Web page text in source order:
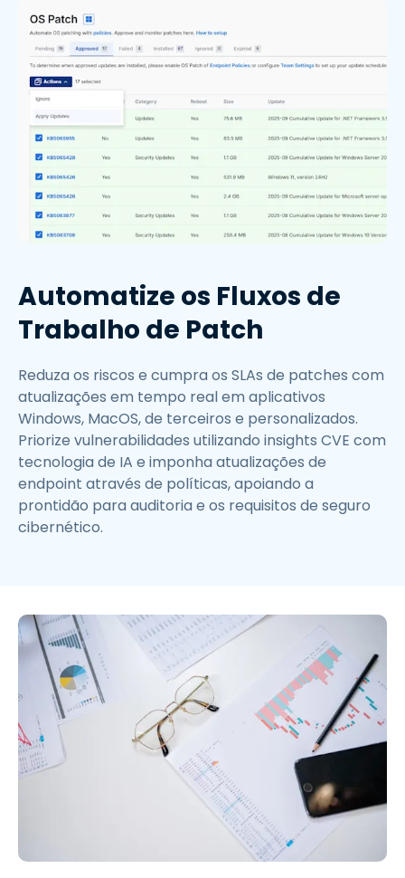
Automatize os Fluxos de
Trabalho de Patch
Reduza os riscos e cumpra os SLAs de patches com
atualizações em tempo real em aplicativos
Windows, MacOS, de terceiros e personalizados.
Priorize vulnerabilidades utilizando insights CVE com
tecnologia de IA e imponha atualizações de
endpoint através de políticas, apoiando a
prontidão para auditoria e os requisitos de seguro
cibernético.